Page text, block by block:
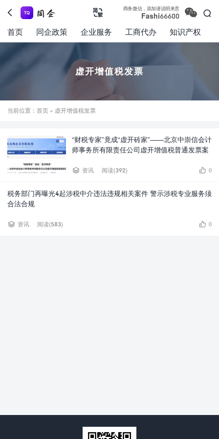
 
商务微信，添加请说明来意
Fashi66600 

首页 同企政策 企业服务 工商代办 知识产权
虚开增值税发票
当前位置： 首页 » 虚开增值税发票
“财税专家”竟成“虚开砖家”——北京中崇信会计
师事务所有限责任公司虚开增值税普通发票案
 资讯 阅读(392)  0
税务部门再曝光4起涉税中介违法违规相关案件 警示涉税专业服务须
合法合规
 资讯 阅读(583)  0